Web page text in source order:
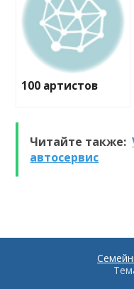
100 артистов
Читайте также:
автосервис